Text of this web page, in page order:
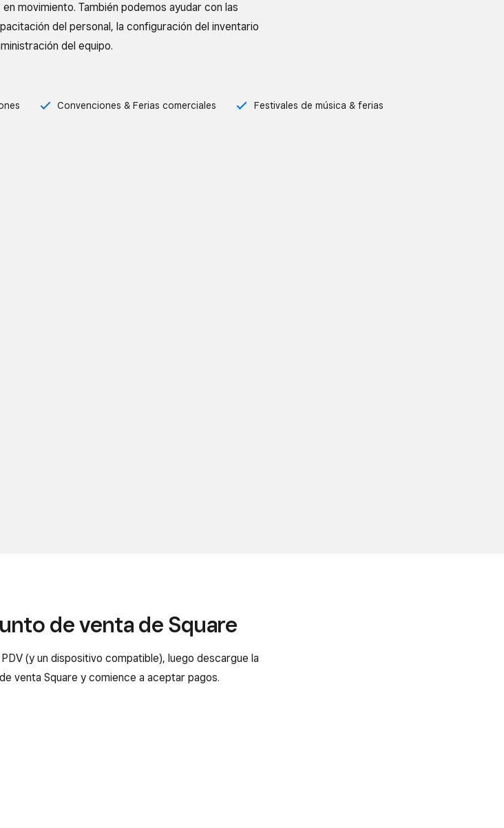
movimiento. También podemos ayudar con las
del personal, la configuración del inventario
del equipo.
Convenciones & Ferias comerciales Festivales de música & ferias
de venta de Square
(y un dispositivo compatible), luego descargue la
venta Square y comience a aceptar pagos.